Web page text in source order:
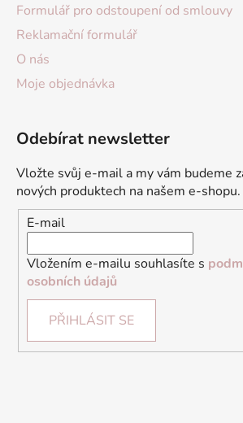
Formulář pro odstoupení od smlouvy
Reklamační formulář
O nás
Moje objednávka
Odebírat newsletter
Vložte svůj e-mail a my vám budeme
nových produktech na našem e-shopu.
E-mail
Vložením e-mailu souhlasíte s
osobních údajů
PŘIHLÁSIT SE